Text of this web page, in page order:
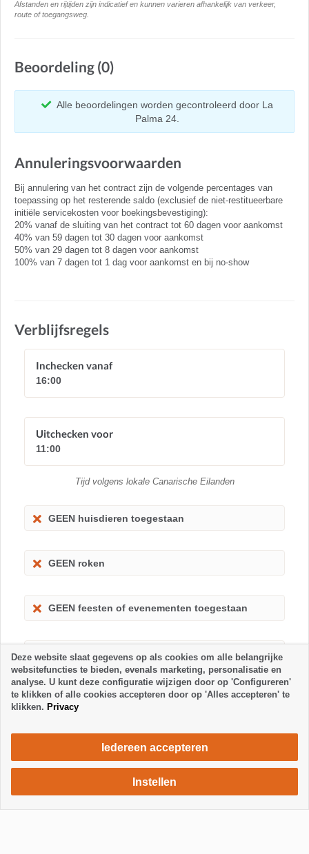
Afstanden en rijtijden zijn indicatief en kunnen varieren afhankelijk van verkeer,
route of toegangsweg.
Beoordeling (0)
Alle beoordelingen worden gecontroleerd door La
Palma 24.
Annuleringsvoorwaarden
Bij annulering van het contract zijn de volgende percentages van
toepassing op het resterende saldo (exclusief de niet-restitueerbare
initiële servicekosten voor boekingsbevestiging):
20% vanaf de sluiting van het contract tot 60 dagen voor aankomst
40% van 59 dagen tot 30 dagen voor aankomst
50% van 29 dagen tot 8 dagen voor aankomst
100% van 7 dagen tot 1 dag voor aankomst en bij no-show
Verblijfsregels
Inchecken vanaf
16:00
Uitchecken voor
11:00
Tijd volgens lokale Canarische Eilanden
GEEN huisdieren toegestaan
GEEN roken
GEEN feesten of evenementen toegestaan
Kinderen toegestaan
1260 €/ week
Deze website slaat gegevens op als cookies om alle belangrijke
websitefuncties te bieden, evenals marketing, personalisatie en
analyse. U kunt deze configuratie wijzigen door op 'Configureren'
te klikken of alle cookies accepteren door op 'Alles accepteren' te
klikken. Privacy
Iedereen accepteren
Instellen